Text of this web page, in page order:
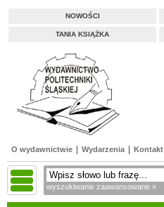
NOWOŚCI
TANIA KSIĄŻKA
O wydawnictwie Wydarzenia Kontakt
wyszukiwanie zaawansowane »